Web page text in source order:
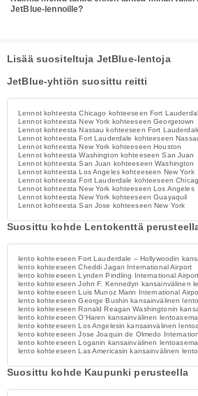
JetBlue-lennoille?
Lisää suositeltuja JetBlue-lentoja
JetBlue-yhtiön suosittu reitti
Lennot kohteesta Chicago kohteeseen Fort
Lennot kohteesta New York kohteeseen Georgetown
Lennot kohteesta Nassau kohteeseen Fort
Lennot kohteesta Fort Lauderdale kohteeseen
Lennot kohteesta New York kohteeseen Houston
Lennot kohteesta Washington kohteeseen San Juan
Lennot kohteesta San Juan kohteeseen Washington
Lennot kohteesta Los Angeles kohteeseen New York
Lennot kohteesta Fort Lauderdale kohteeseen
Lennot kohteesta New York kohteeseen Los Angeles
Lennot kohteesta New York kohteeseen Guayaquil
Lennot kohteesta San Jose kohteeseen New York
Suosittu kohde Lentokenttä
lento kohteeseen Fort Lauderdale – Hollywoodin
lento kohteeseen Cheddi Jagan International Airport
lento kohteeseen Lynden Pindling International Airport
lento kohteeseen John F. Kennedyn kansainvälinen
lento kohteeseen Luis Munoz Marin International
lento kohteeseen George Bushin kansainvälinen
lento kohteeseen Ronald Reagan Washingtonin
lento kohteeseen O'Haren kansainvälinen lentoasema
lento kohteeseen Los Angelesin kansainvälinen
lento kohteeseen Jose Joaquin de Olmedo
lento kohteeseen Loganin kansainvälinen lentoasema
lento kohteeseen Las Americasin kansainvälinen
Suosittu kohde Kaupunki perusteella